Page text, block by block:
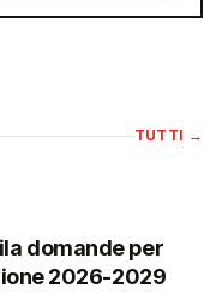
TUTTI →
domande per
2026-2029